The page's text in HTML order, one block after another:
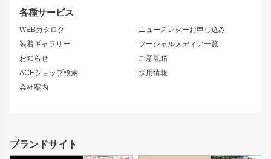
各種サービス
WEBカタログ
装着ギャラリー
お知らせ
ACEショップ検索
会社案内
ニュースレターお申し込み
ソーシャルメディア一覧
ご意見箱
採用情報
S14 シルビア 後期
S13 シルビア
180SX
シルエイティ
ローレル
セフィーロ
キャラバン
スズキ
GS350
SC
リアウイング
ジムニーパーツ
ホイール
MUD-S7
MUD-SR7
まつど家 鉄漢
ボンネット
フェンダー
リアゲート
ブランドサイト